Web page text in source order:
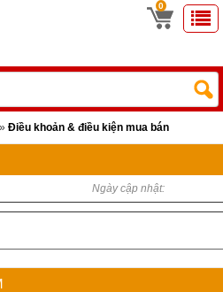
0
» Điều khoản & điều kiện mua bán
Ngày cập nhật: